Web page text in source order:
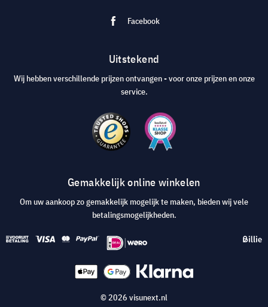
Facebook
Uitstekend
Wij hebben verschillende prijzen ontvangen - voor onze prijzen en onze
service.
Gemakkelijk online winkelen
Om uw aankoop zo gemakkelijk mogelijk te maken, bieden wij vele
betalingsmogelijkheden.
© 2026 visunext.nl